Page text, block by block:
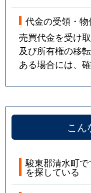
代金の受領・物
売買代金を受け
及び所有権の移
ある場合には、
こん
駿東郡清水町
を探している